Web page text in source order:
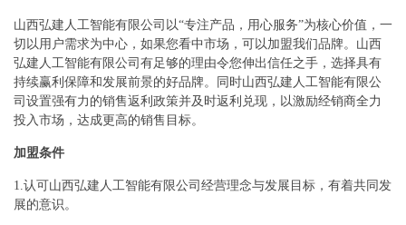
山西弘建人工智能有限公司以“专注产品，用心服务”为核心价值，一
切以用户需求为中心，如果您看中市场，可以加盟我们品牌。山西
弘建人工智能有限公司有足够的理由令您伸出信任之手，选择具有
持续赢利保障和发展前景的好品牌。同时山西弘建人工智能有限公
司设置强有力的销售返利政策并及时返利兑现，以激励经销商全力
投入市场，达成更高的销售目标。
加盟条件
1.认可山西弘建人工智能有限公司经营理念与发展目标，有着共同发
展的意识。